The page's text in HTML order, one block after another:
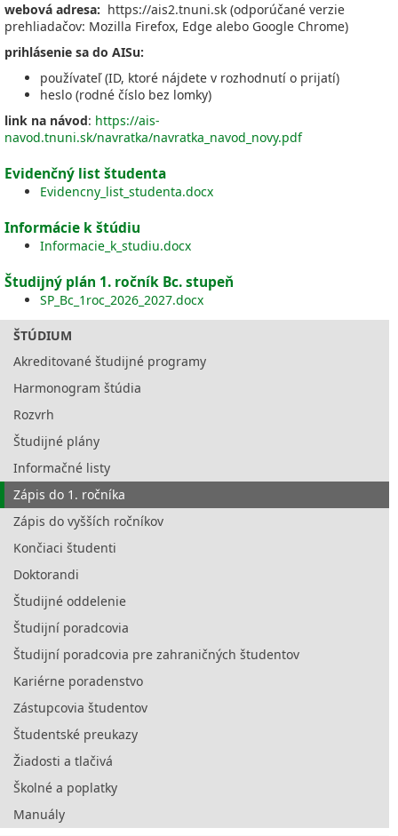
webová adresa: https://ais2.tnuni.sk (odporúčané verzie
prehliadačov: Mozilla Firefox, Edge alebo Google Chrome)
prihlásenie sa do AISu:
používateľ (ID, ktoré nájdete v rozhodnutí o prijatí)
heslo (rodné číslo bez lomky)
link na návod: https://ais-
navod.tnuni.sk/navratka/navratka_navod_novy.pdf
Evidenčný list študenta
Evidencny_list_studenta.docx
Informácie k štúdiu
Informacie_k_studiu.docx
Študijný plán 1. ročník Bc. stupeň
SP_Bc_1roc_2026_2027.docx
ŠTÚDIUM
Akreditované študijné programy
Harmonogram štúdia
Rozvrh
Študijné plány
Informačné listy
Zápis do 1. ročníka
Zápis do vyšších ročníkov
Končiaci študenti
Doktorandi
Študijné oddelenie
Študijní poradcovia
Študijní poradcovia pre zahraničných študentov
Kariérne poradenstvo
Zástupcovia študentov
Študentské preukazy
Žiadosti a tlačivá
Školné a poplatky
Manuály